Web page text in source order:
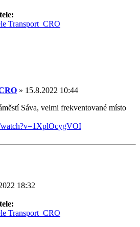
Transport_CRO
» 15.8.2022 10:44
Sáva, velmi frekventované místo
18:32
Transport_CRO